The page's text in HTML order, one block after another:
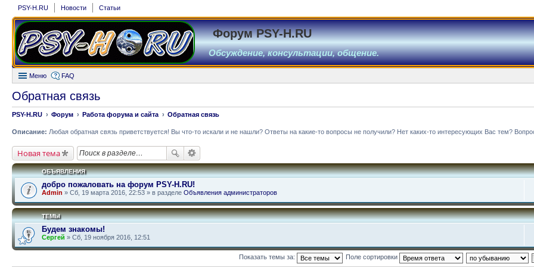
PSY-H.RU Новости Статьи
Форум PSY-H.RU
Обсуждение, консультации, общение.
Меню FAQ
Обратная связь
PSY-H.RU Форум Работа форума и сайта Обратная связь
Описание: Любая обратная связь приветствуется! Вы что-то искали и не нашли? Ответы на какие-то вопросы не получили? Нет каких-то интересующих Вас тем?
Новая тема
ОБЪЯВЛЕНИЯ
добро пожаловать на форум PSY-H.RU!
Admin » Сб, 19 марта 2016, 22:53 » в разделе Объявления администраторов
ТЕМЫ
Будем знакомы!
Сергей » Сб, 19 ноября 2016, 12:51
Показать темы за: Поле сортировки